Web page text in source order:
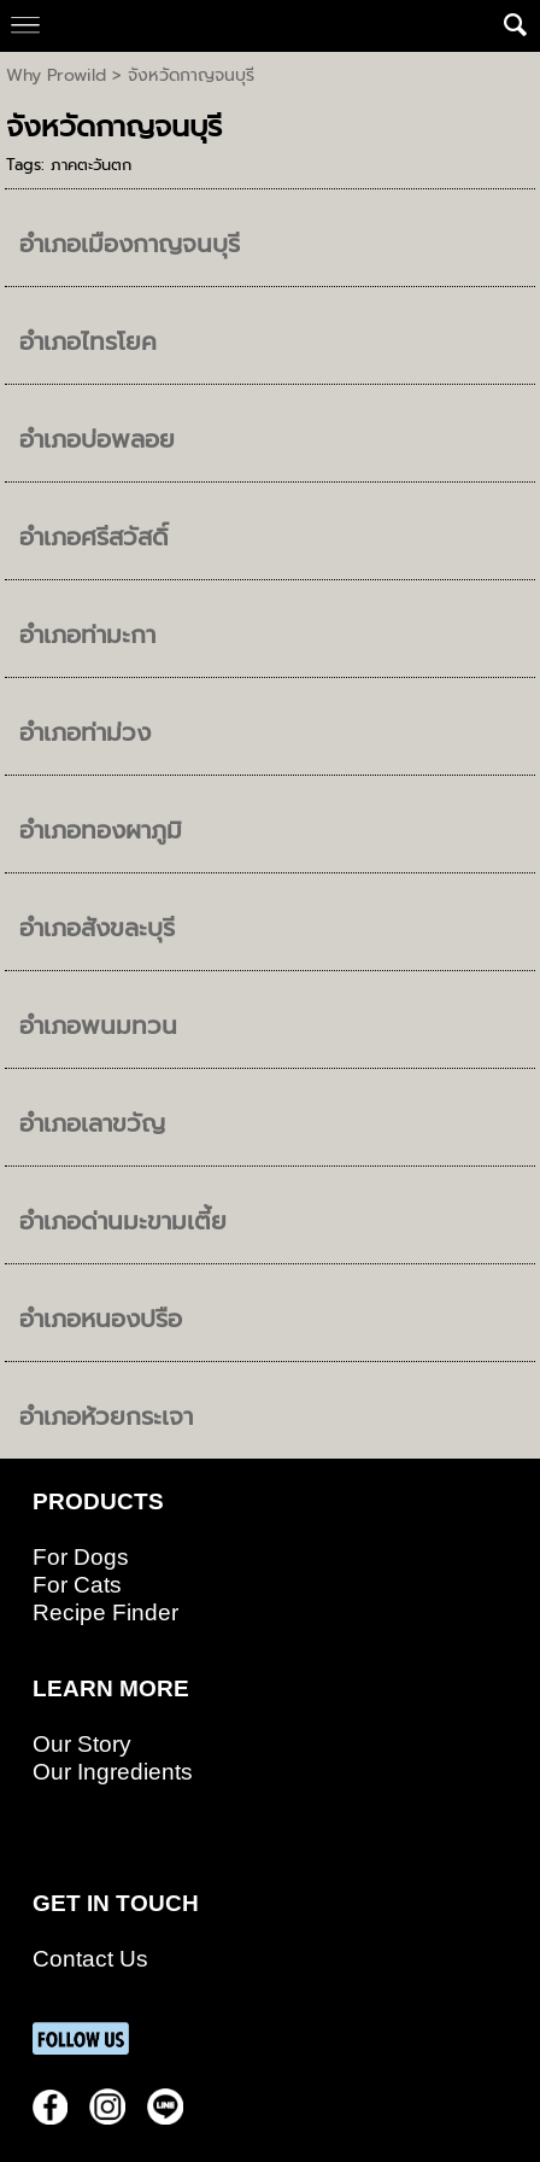
Why Prowild> จังหวัดกาญจนบุรี
จังหวัดกาญจนบุรี
Tags: ภาคตะวันตก
อำเภอเมืองกาญจนบุรี
อำเภอไทรโยค
อำเภอบ่อพลอย
อำเภอศรีสวัสดิ์
อำเภอท่ามะกา
อำเภอท่าม่วง
อำเภอทองผาภูมิ
อำเภอสังขละบุรี
อำเภอพนมทวน
อำเภอเลาขวัญ
อำเภอด่านมะขามเตี้ย
อำเภอหนองปรือ
อำเภอห้วยกระเจา
PRODUCTS
For Dogs
For Cats
Recipe Finder
LEARN MORE
Our Story
Our Ingredients
GET IN TOUCH
Contact Us